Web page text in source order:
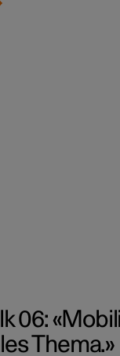
06:
Thema.»